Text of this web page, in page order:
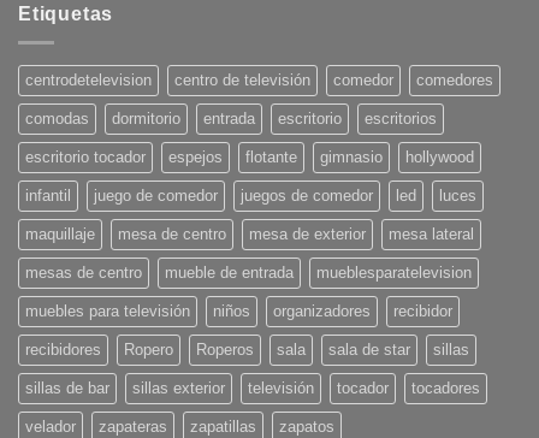
en
Tendencias
para
el
Verano
2025:
¡Pon
tu
casa
en
onda!
Etiquetas
centrodetelevision centro de televisión comedor comedores
comodas dormitorio entrada escritorio escritorios
escritorio tocador espejos flotante gimnasio hollywood
infantil juego de comedor juegos de comedor led luces
maquillaje mesa de centro mesa de exterior mesa lateral
mesas de centro mueble de entrada mueblesparatelevision
muebles para televisión niños organizadores recibidor
recibidores Ropero Roperos sala sala de star sillas
sillas de bar sillas exterior televisión tocador tocadores
velador zapateras zapatillas zapatos